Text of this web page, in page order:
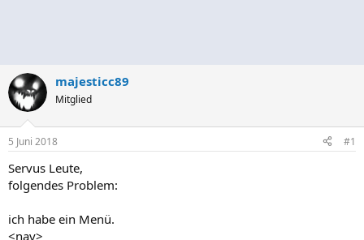
majesticc89
Mitglied
5 Juni 2018 #1
Servus Leute,
folgendes Problem:
ich habe ein Menü.
<nav>